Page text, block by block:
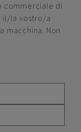
commerciale di
il/la vostro/a
macchina. Non